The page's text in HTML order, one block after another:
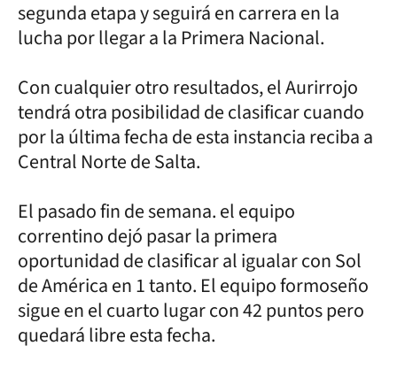
segunda etapa y seguirá en carrera en la
lucha por llegar a la Primera Nacional.
Con cualquier otro resultados, el Aurirrojo
tendrá otra posibilidad de clasificar cuando
por la última fecha de esta instancia reciba a
Central Norte de Salta.
El pasado fin de semana. el equipo
correntino dejó pasar la primera
oportunidad de clasificar al igualar con Sol
de América en 1 tanto. El equipo formoseño
sigue en el cuarto lugar con 42 puntos pero
quedará libre esta fecha.